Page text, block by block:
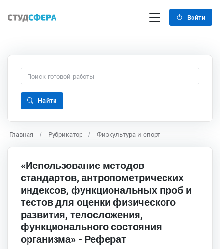
Войти
Найти
Главная Рубрикатор Физкультура и спорт
«Использование методов
стандартов, антропометрических
индексов, функциональных проб и
тестов для оценки физического
развития, телосложения,
функционального состояния
организма» - Реферат